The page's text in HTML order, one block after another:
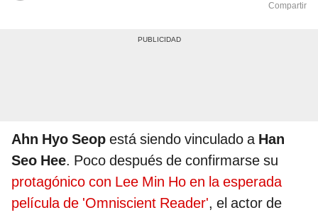
Compartir
Ahn Hyo Seop está siendo vinculado a Han
Seo Hee. Poco después de confirmarse su
protagónico con Lee Min Ho en la esperada
película de 'Omniscient Reader', el actor de